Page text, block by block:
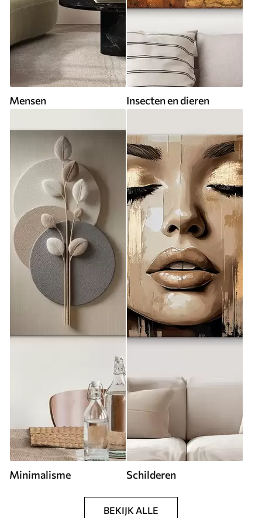
Mensen Insecten en dieren
Minimalisme Schilderen
BEKIJK ALLE